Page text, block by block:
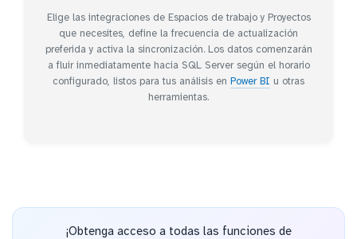
Elige las integraciones de Espacios de trabajo y Proyectos
que necesites, define la frecuencia de actualización
preferida y activa la sincronización. Los datos comenzarán
a fluir inmediatamente hacia SQL Server según el horario
configurado, listos para tus análisis en Power BI u otras
herramientas.
¡Obtenga acceso a todas las funciones de